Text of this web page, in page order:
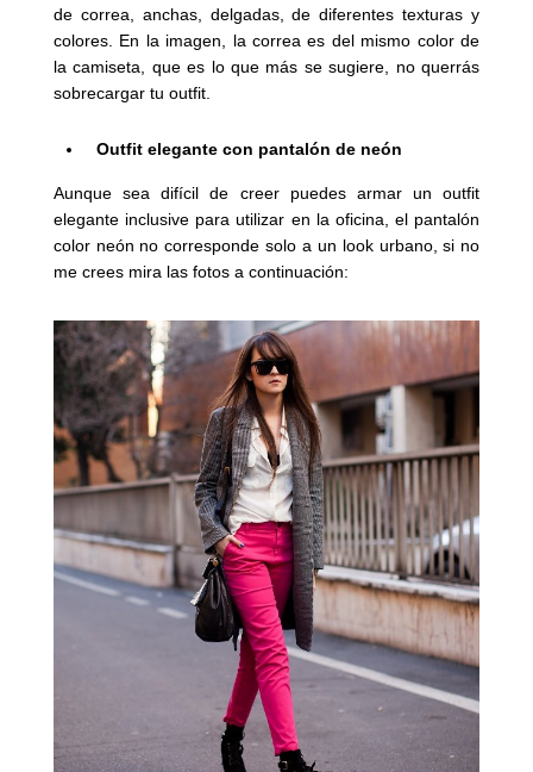
de correa, anchas, delgadas, de diferentes texturas y
colores. En la imagen, la correa es del mismo color de
la camiseta, que es lo que más se sugiere, no querrás
sobrecargar tu outfit.
Outfit elegante con pantalón de neón
Aunque sea difícil de creer puedes armar un outfit
elegante inclusive para utilizar en la oficina, el pantalón
color neón no corresponde solo a un look urbano, si no
me crees mira las fotos a continuación: